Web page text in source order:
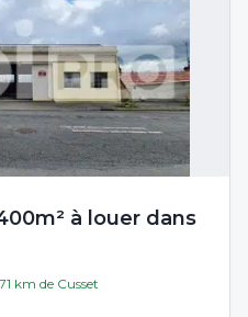
à louer dans
71 km de Cusset